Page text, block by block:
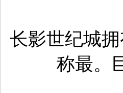
长影世纪城
称最。